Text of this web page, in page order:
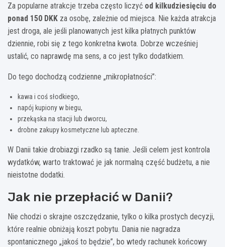
Za popularne atrakcje trzeba często liczyć od kilkudziesięciu do
ponad 150 DKK za osobę, zależnie od miejsca. Nie każda atrakcja
jest droga, ale jeśli planowanych jest kilka płatnych punktów
dziennie, robi się z tego konkretna kwota. Dobrze wcześniej
ustalić, co naprawdę ma sens, a co jest tylko dodatkiem.
Do tego dochodzą codzienne „mikropłatności”:
kawa i coś słodkiego,
napój kupiony w biegu,
przekąska na stacji lub dworcu,
drobne zakupy kosmetyczne lub apteczne.
W Danii takie drobiazgi rzadko są tanie. Jeśli celem jest kontrola
wydatków, warto traktować je jak normalną część budżetu, a nie
nieistotne dodatki.
Jak nie przepłacić w Danii?
Nie chodzi o skrajne oszczędzanie, tylko o kilka prostych decyzji,
które realnie obniżają koszt pobytu. Dania nie nagradza
spontanicznego „jakoś to będzie”, bo wtedy rachunek końcowy